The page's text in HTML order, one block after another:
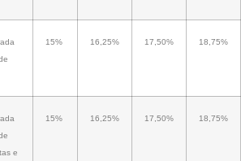
15% 16,25% 17,50% 18,75%
e
15% 16,25% 17,50% 18,75%